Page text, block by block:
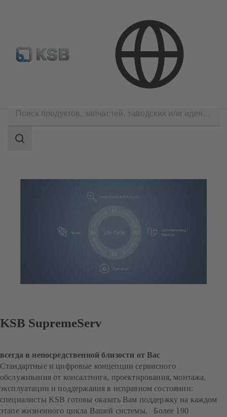
Где купить?
поиска
Область
KSB SupremeServ
всегда в непосредственной близости от Вас
Стандартные и цифровые концепции сервисного
обслуживания от консалтинга, проектирования, монтажа,
эксплуатации и поддержания в исправном состоянии:
специалисты KSB готовы оказать Вам поддержку на каждом
этапе жизненного цикла Вашей системы. Более 190